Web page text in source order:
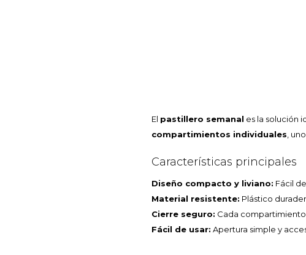
El pastillero semanal es la solución
compartimientos individuales ,
Características principales
Diseño compacto y liviano: Fácil
Material resistente: Plástico
Cierre seguro: Cada
Fácil de usar: Apertura simple y